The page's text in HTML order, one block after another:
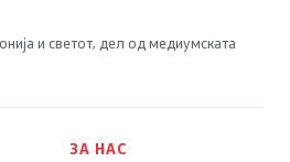
и светот, дел од медиумската
ЗА НАС